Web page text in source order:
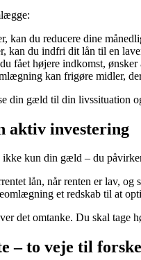
kan du reducere dine
kan du indfri dit lån til en
fået højere indkomst,
kan frigøre midler,
din gæld til din livssituation
aktiv investering
kun din gæld – du
lån, når renten er lav,
et redskab til at
det omtanke. Du skal
– to veje til